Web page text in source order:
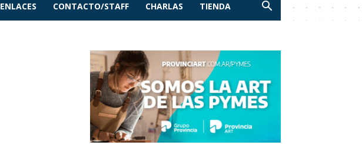
ENLACES CONTACTO/STAFF CHARLAS TIENDA